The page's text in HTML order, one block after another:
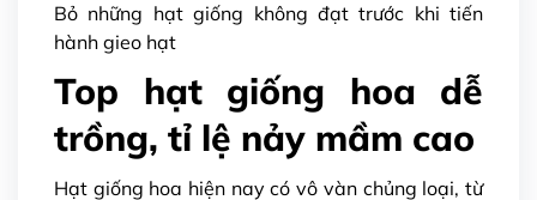
Bỏ những hạt giống không đạt trước khi tiến
hành gieo hạt
Top hạt giống hoa dễ
trồng, tỉ lệ nảy mầm cao
Hạt giống hoa hiện nay có vô vàn chủng loại, từ